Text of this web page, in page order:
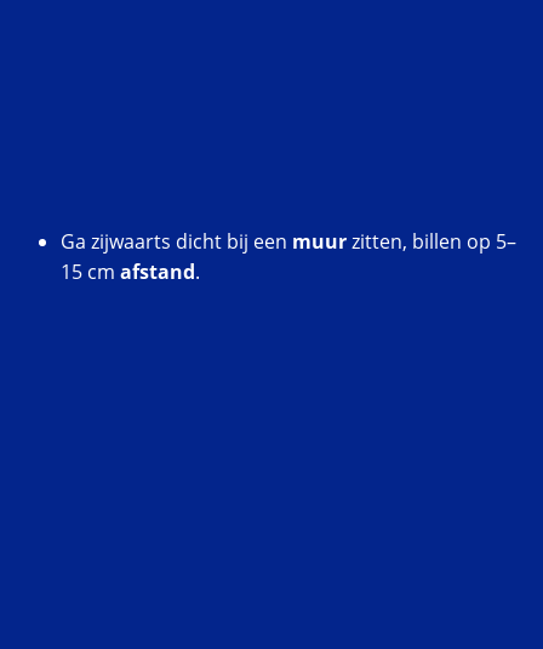
Ga zijwaarts dicht bij een muurzitten, billen op 5–
15 cm afstand.